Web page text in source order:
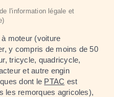
l'information légale et
moteur (voiture
y compris de moins de 50
tricycle, quadricycle,
et autre engin
dont le PTAC est
les remorques agricoles),